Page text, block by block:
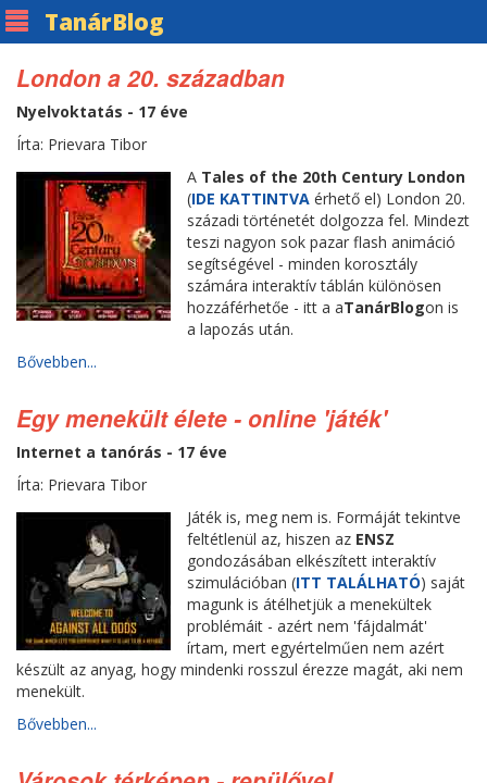
TanárBlog
London a 20. században
Nyelvoktatás - 17 éve
Írta: Prievara Tibor
A Tales of the 20th Century London
(IDE KATTINTVA érhető el) London 20.
századi történetét dolgozza fel. Mindezt
teszi nagyon sok pazar flash animáció
segítségével - minden korosztály
számára interaktív táblán különösen
hozzáférhetőe - itt a aTanárBlogon is
a lapozás után.
Bővebben...
Egy menekült élete - online 'játék'
Internet a tanórás - 17 éve
Írta: Prievara Tibor
Játék is, meg nem is. Formáját tekintve
feltétlenül az, hiszen az ENSZ
gondozásában elkészített interaktív
szimulációban (ITT TALÁLHATÓ) saját
magunk is átélhetjük a menekültek
problémáit - azért nem 'fájdalmát'
írtam, mert egyértelműen nem azért
készült az anyag, hogy mindenki rosszul érezze magát, aki nem
menekült.
Bővebben...